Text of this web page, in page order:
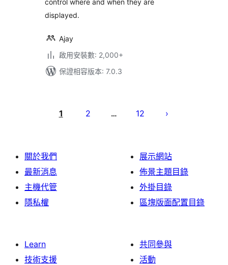
control where and when they are
displayed.
Ajay
啟用安裝數: 2,000+
保證相容版本: 7.0.3
1 2 … 12
關於我們
最新消息
主機代管
隱私權
展示網站
佈景主題目錄
外掛目錄
區塊版面配置目錄
Learn
技術支援
共同參與
活動